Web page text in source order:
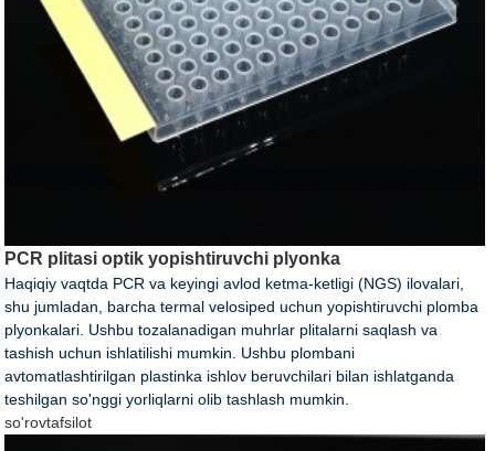
PCR plitasi optik yopishtiruvchi plyonka
Haqiqiy vaqtda PCR va keyingi avlod ketma-ketligi (NGS) ilovalari,
shu jumladan, barcha termal velosiped uchun yopishtiruvchi plomba
plyonkalari. Ushbu tozalanadigan muhrlar plitalarni saqlash va
tashish uchun ishlatilishi mumkin. Ushbu plombani
avtomatlashtirilgan plastinka ishlov beruvchilari bilan ishlatganda
teshilgan so'nggi yorliqlarni olib tashlash mumkin.
so'rovtafsilot